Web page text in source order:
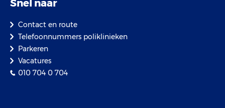
Snel naar
Contact en route
Telefoonnummers poliklinieken
Parkeren
Vacatures
010 704 0 704